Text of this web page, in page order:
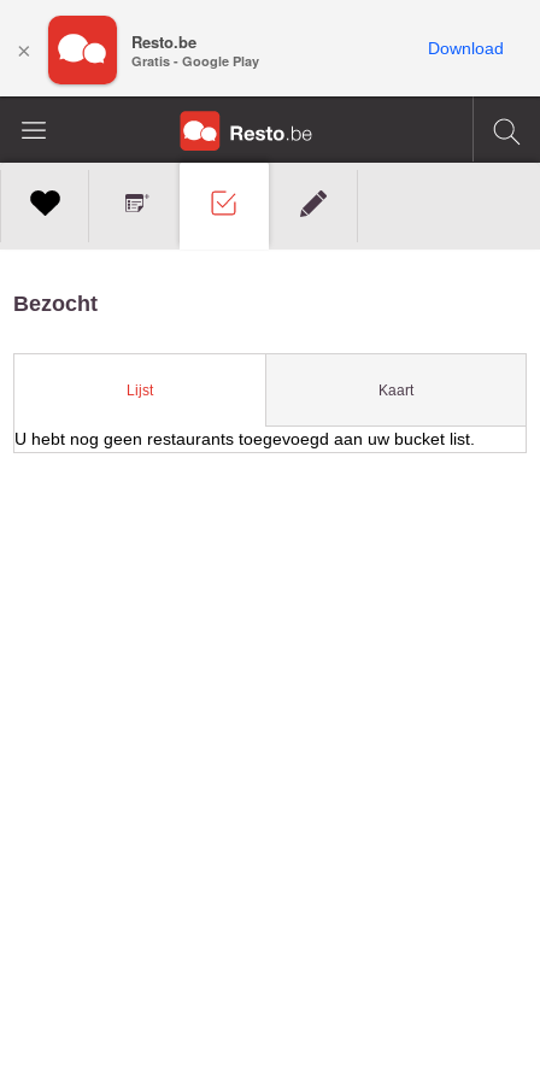
Bezocht
Lijst Kaart
U hebt nog geen restaurants toegevoegd aan uw bucket list.
× Resto.be
Gratis - Google Play
Download